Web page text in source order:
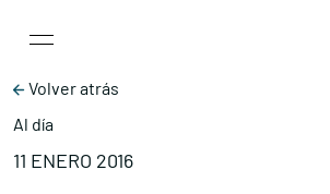
Main Navigation
Volver atrás
Al día
11 ENERO 2016